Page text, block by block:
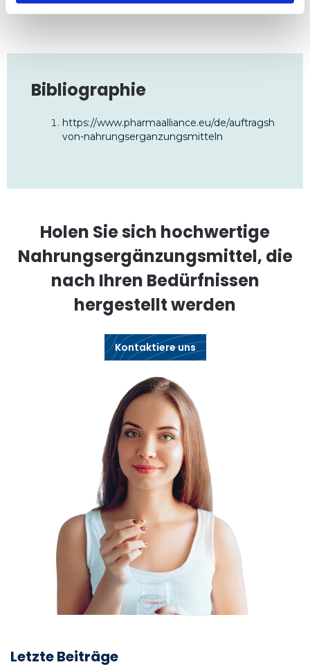
Bibliographie
https://www.pharmaalliance.eu/de/
von-nahrungserganzungsmitteln
Holen Sie sich hochwertige
Nahrungsergänzungsmittel, die
nach Ihren Bedürfnissen
hergestellt werden
Kontaktiere uns
Letzte Beiträge